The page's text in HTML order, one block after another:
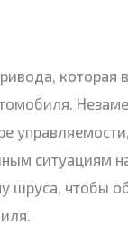
которая
ситуациям
шруса, чтобы